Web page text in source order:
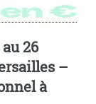
26
–
à